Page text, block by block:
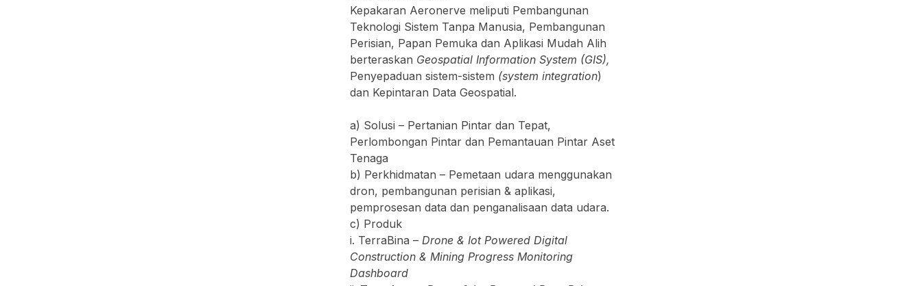
Kepakaran Aeronerve meliputi Pembangunan
Teknologi Sistem Tanpa Manusia, Pembangunan
Perisian, Papan Pemuka dan Aplikasi Mudah Alih
berteraskan Geospatial Information System (GIS),
Penyepaduan sistem-sistem (system integration)
dan Kepintaran Data Geospatial.
a) Solusi – Pertanian Pintar dan Tepat,
Perlombongan Pintar dan Pemantauan Pintar Aset
Tenaga
b) Perkhidmatan – Pemetaan udara menggunakan
dron, pembangunan perisian & aplikasi,
pemprosesan data dan penganalisaan data udara.
c) Produk
i. TerraBina – Drone & Iot Powered Digital
Construction & Mining Progress Monitoring
Dashboard